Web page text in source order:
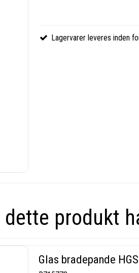
Lagervarer leveres inden
produkt
Glas bradepande